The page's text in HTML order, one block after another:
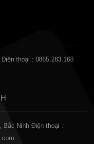
Điện thoại : 0865.283.168
Bắc Ninh Điện thoại :